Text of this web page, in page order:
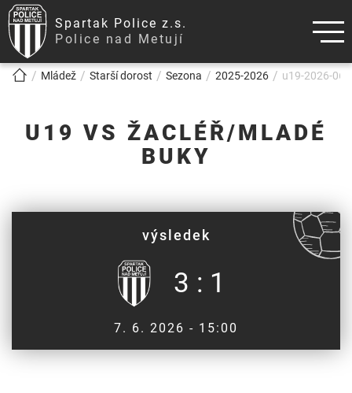
Spartak Police z.s.
Police nad Metují
!!!BREADCRUMB!!!
Mládež Starší dorost Sezona 2025-2026 u19-2026-06-
U19 VS ŽACLÉŘ/MLADÉ
BUKY
výsledek
3 : 1
7. 6. 2026 - 15:00